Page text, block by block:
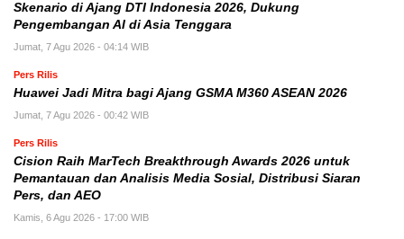
Skenario di Ajang DTI Indonesia 2026, Dukung
Pengembangan AI di Asia Tenggara
Jumat, 7 Agu 2026 - 04:14 WIB
Pers Rilis
Huawei Jadi Mitra bagi Ajang GSMA M360 ASEAN 2026
Jumat, 7 Agu 2026 - 00:42 WIB
Pers Rilis
Cision Raih MarTech Breakthrough Awards 2026 untuk
Pemantauan dan Analisis Media Sosial, Distribusi Siaran
Pers, dan AEO
Kamis, 6 Agu 2026 - 17:00 WIB